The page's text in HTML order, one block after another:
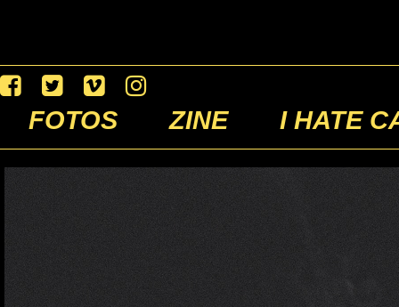
FOTOS ZINE I HATE